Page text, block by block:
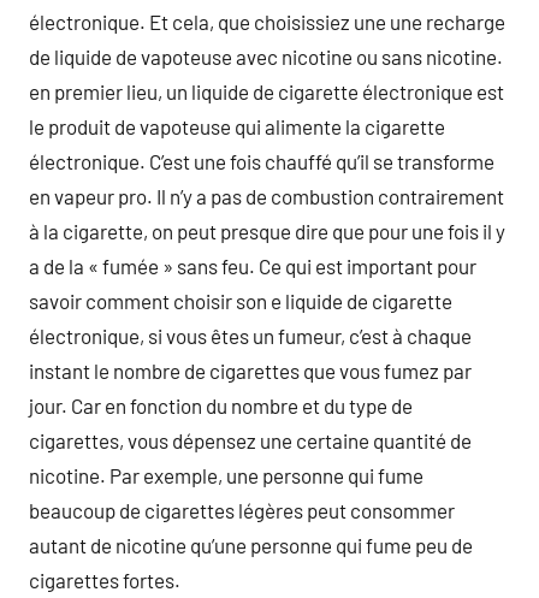
électronique. Et cela, que choisissiez une une recharge
de liquide de vapoteuse avec nicotine ou sans nicotine.
en premier lieu, un liquide de cigarette électronique est
le produit de vapoteuse qui alimente la cigarette
électronique. C’est une fois chauffé qu’il se transforme
en vapeur pro. Il n’y a pas de combustion contrairement
à la cigarette, on peut presque dire que pour une fois il y
a de la « fumée » sans feu. Ce qui est important pour
savoir comment choisir son e liquide de cigarette
électronique, si vous êtes un fumeur, c’est à chaque
instant le nombre de cigarettes que vous fumez par
jour. Car en fonction du nombre et du type de
cigarettes, vous dépensez une certaine quantité de
nicotine. Par exemple, une personne qui fume
beaucoup de cigarettes légères peut consommer
autant de nicotine qu’une personne qui fume peu de
cigarettes fortes.